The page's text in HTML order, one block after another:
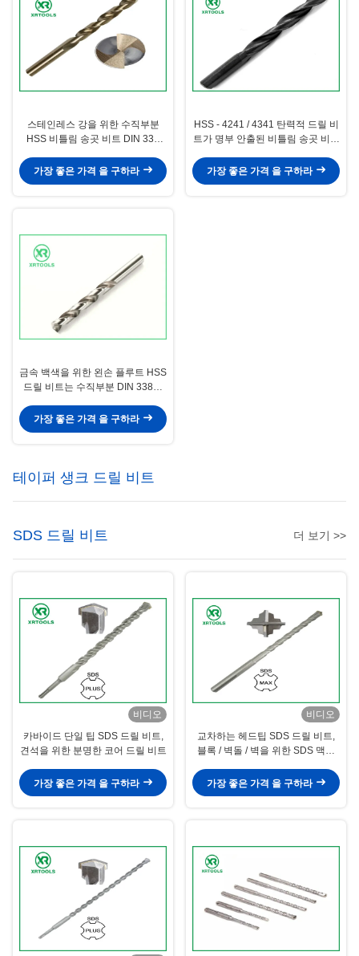
스테인레스 강을 위한 수직부분
HSS 비틀림 송곳 비트 DIN 338
가장 좋은 가격 을 구하라
HSS - 4241 / 4341 탄력적 드릴 비
트가 명부 안출된 비틀림 송곳 비트
가장 좋은 가격 을 구하라
금속 백색을 위한 왼손 플루트 HSS
드릴 비트는 수직부분 DIN 338을
가장 좋은 가격 을 구하라
테이퍼 생크 드릴 비트
SDS 드릴 비트 더 보기 >>
비디오
카바이드 단일 팁 SDS 드릴 비트,
견석을 위한 분명한 코어 드릴 비트
가장 좋은 가격 을 구하라
비디오
교차하는 헤드팁 SDS 드릴 비트,
블록 / 벽돌 / 벽을 위한 SDS 맥스
가장 좋은 가격 을 구하라